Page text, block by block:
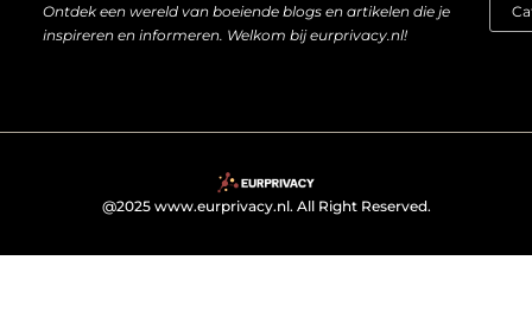
Ontdek een wereld van boeiende blogs en artikelen die je
inspireren en informeren. Welkom bij eurprivacy.nl!
@2025 www.eurprivacy.nl. All Right Reserved.